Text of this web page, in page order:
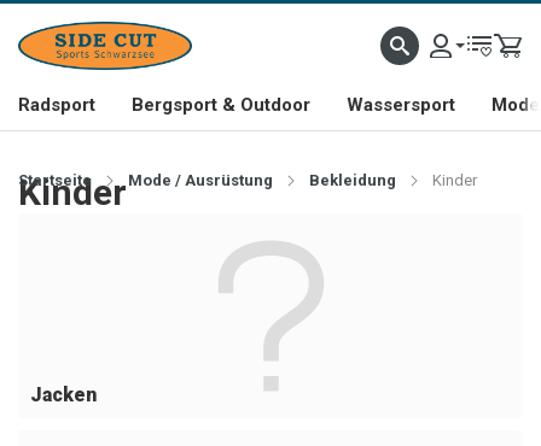
Radsport Bergsport & Outdoor Wassersport
Startseite Mode / Ausrüstung Bekleidung Kinder
Kinder
Jacken